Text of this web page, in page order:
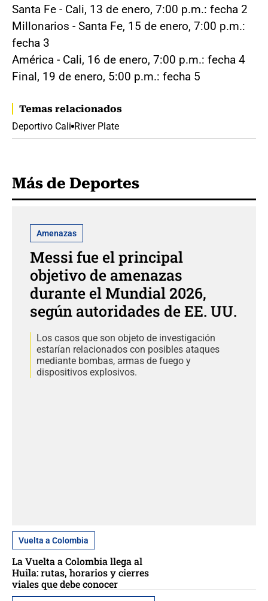
Santa Fe - Cali, 13 de enero, 7:00 p.m.: fecha 2
Millonarios - Santa Fe, 15 de enero, 7:00 p.m.:
fecha 3
América - Cali, 16 de enero, 7:00 p.m.: fecha 4
Final, 19 de enero, 5:00 p.m.: fecha 5
Temas relacionados
Deportivo Cali River Plate
Más de Deportes
Amenazas
Messi fue el principal
objetivo de amenazas
durante el Mundial 2026,
según autoridades de EE. UU.
Los casos que son objeto de investigación
estarían relacionados con posibles ataques
mediante bombas, armas de fuego y
dispositivos explosivos.
Vuelta a Colombia
La Vuelta a Colombia llega al
Huila: rutas, horarios y cierres
viales que debe conocer